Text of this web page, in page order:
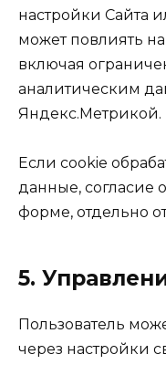
настройки Сайта
может повлиять
включая
аналитическим
Яндекс.Метрикой.
Если cookie
данные, согласие
форме, отдельно
5.
Пользователь
через настройки